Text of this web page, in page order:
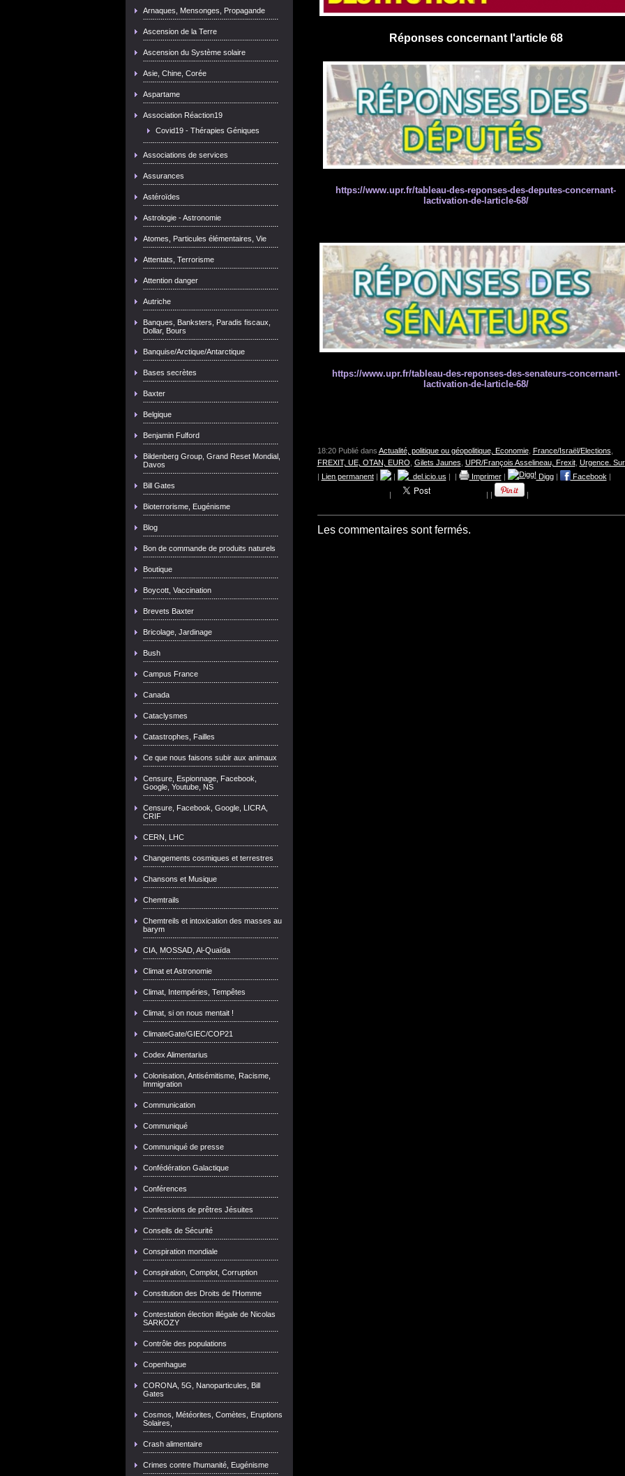
Arnaques, Mensonges, Propagande
Ascension de la Terre
Ascension du Système solaire
Asie, Chine, Corée
Aspartame
Association Réaction19
Covid19 - Thérapies Géniques
Associations de services
Assurances
Astéroïdes
Astrologie - Astronomie
Atomes, Particules élémentaires, Vie
Attentats, Terrorisme
Attention danger
Autriche
Banques, Banksters, Paradis fiscaux,
Dollar, Bours
Banquise/Arctique/Antarctique
Bases secrètes
Baxter
Belgique
Benjamin Fulford
Bildenberg Group, Grand Reset Mondial,
Davos
Bill Gates
Bioterrorisme, Eugénisme
Blog
Bon de commande de produits naturels
Boutique
Boycott, Vaccination
Brevets Baxter
Bricolage, Jardinage
Bush
Campus France
Canada
Cataclysmes
Catastrophes, Failles
Ce que nous faisons subir aux animaux
Censure, Espionnage, Facebook,
Google, Youtube, NS
Censure, Facebook, Google, LICRA,
CRIF
CERN, LHC
Changements cosmiques et terrestres
Chansons et Musique
Chemtrails
Chemtreils et intoxication des masses au
barym
CIA, MOSSAD, Al-Quaïda
Climat et Astronomie
Climat, Intempéries, Tempêtes
Climat, si on nous mentait !
ClimateGate/GIEC/COP21
Codex Alimentarius
Colonisation, Antisémitisme, Racisme,
Immigration
Communication
Communiqué
Communiqué de presse
Confédération Galactique
Conférences
Confessions de prêtres Jésuites
Conseils de Sécurité
Conspiration mondiale
Conspiration, Complot, Corruption
Constitution des Droits de l'Homme
Contestation élection illégale de Nicolas
SARKOZY
Contrôle des populations
Copenhague
CORONA, 5G, Nanoparticules, Bill
Gates
Cosmos, Météorites, Comètes, Eruptions
Solaires,
Crash alimentaire
Crimes contre l'humanité, Eugénisme
Réponses concernant l'article 68
https://www.upr.fr/tableau-des-reponses-des-deputes-concernant-
lactivation-de-larticle-68/
https://www.upr.fr/tableau-des-reponses-des-senateurs-concernant-
lactivation-de-larticle-68/
18:20 Publié dans Actualité, politique ou géopolitique, Economie, France/Israël/Elections
FREXIT, UE, OTAN, EURO Gilets Jaunes UPR/François Asselineau, Frexit, Urgence.
| Lien permanent| | del.icio.us | | Imprimer| Digg| Facebook |
| | | |
Les commentaires sont fermés.